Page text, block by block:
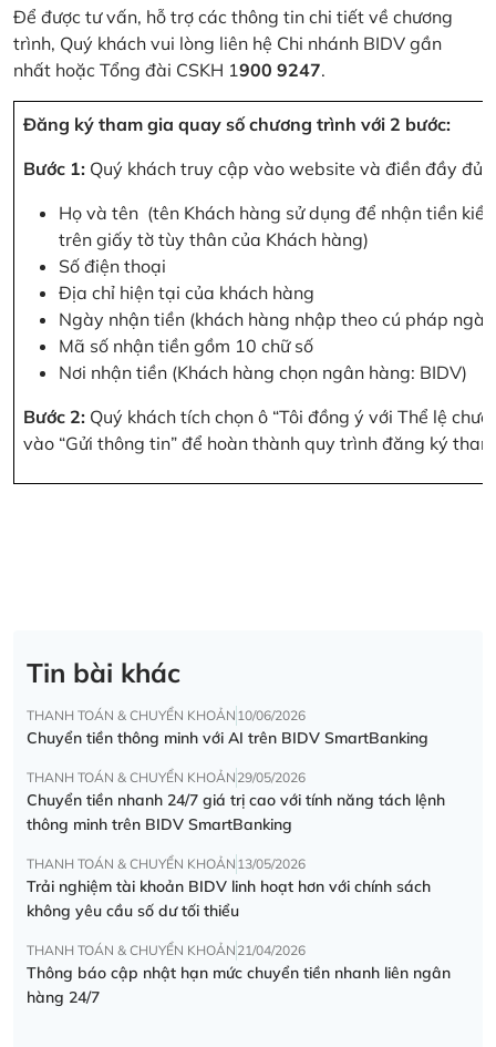
Để được tư vấn, hỗ trợ các thông tin chi tiết về chương
trình, Quý khách vui lòng liên hệ Chi nhánh BIDV gần
nhất hoặc Tổng đài CSKH 1900 9247.
Đăng ký tham gia quay số chương trình với 2 bước:
Bước 1: Quý khách truy cập vào website và điền đầy đủ
Họ và tên (tên Khách hàng sử dụng để nhận tiền
trên giấy tờ tùy thân của Khách hàng)
Số điện thoại
Địa chỉ hiện tại của khách hàng
Ngày nhận tiền (khách hàng nhập theo cú pháp
Mã số nhận tiền gồm 10 chữ số
Nơi nhận tiền (Khách hàng chọn ngân hàng: BIDV)
Bước 2: Quý khách tích chọn ô “Tôi đồng ý với Thể lệ
vào “Gửi thông tin” để hoàn thành quy trình đăng ký
Tin bài khác
THANH TOÁN & CHUYỂN KHOẢN 10/06/2026
Chuyển tiền thông minh với AI trên BIDV SmartBanking
THANH TOÁN & CHUYỂN KHOẢN 29/05/2026
Chuyển tiền nhanh 24/7 giá trị cao với tính năng tách lệnh
thông minh trên BIDV SmartBanking
THANH TOÁN & CHUYỂN KHOẢN 13/05/2026
Trải nghiệm tài khoản BIDV linh hoạt hơn với chính sách
không yêu cầu số dư tối thiểu
THANH TOÁN & CHUYỂN KHOẢN 21/04/2026
Thông báo cập nhật hạn mức chuyển tiền nhanh liên ngân
hàng 24/7